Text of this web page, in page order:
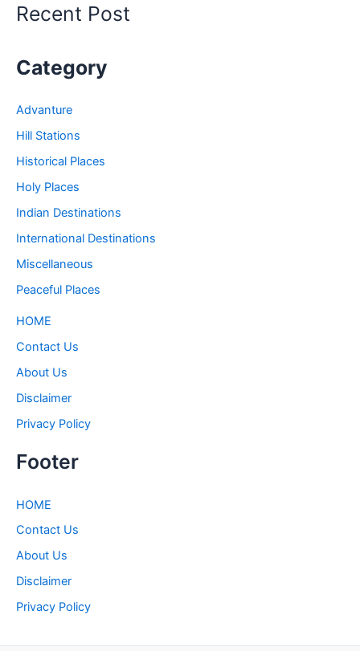
in
Recent Post
Category
Advanture
Hill Stations
Historical Places
Holy Places
Indian Destinations
International Destinations
Miscellaneous
Peaceful Places
HOME
Contact Us
About Us
Disclaimer
Privacy Policy
Footer
HOME
Contact Us
About Us
Disclaimer
Privacy Policy